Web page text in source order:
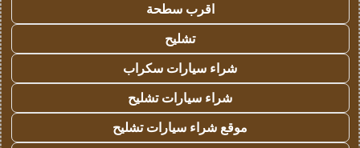
اقرب سطحة
تشليح
شراء سيارات سكراب
شراء سيارات تشليح
موقع شراء سيارات تشليح